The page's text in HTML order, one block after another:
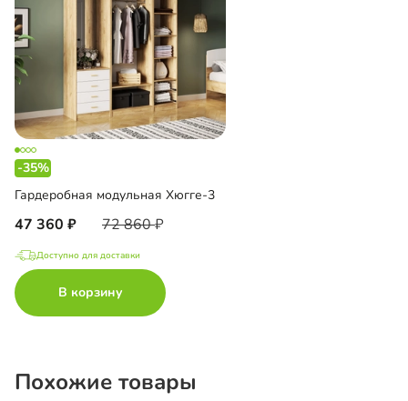
-35%
Гардеробная модульная Хюгге-3
47 360 72 860
Доступно для доставки
В корзину
Похожие товары